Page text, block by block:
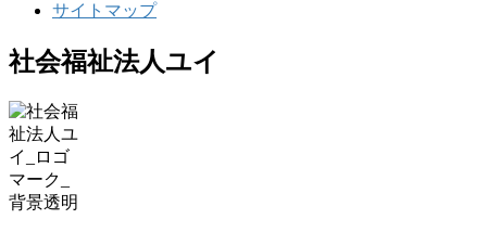
サイトマップ
社会福祉法人ユイ